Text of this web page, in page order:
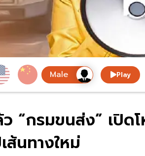
Play
ว “กรมขนส่ง” เปิด
ส้นทางใหม่